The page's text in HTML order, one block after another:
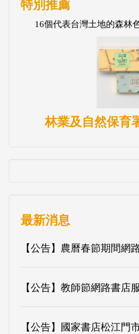
特別推薦
16個代表台灣土地的森林
林業及自然保育
最新消息
【公告】農曆春節期間網
【公告】教師節網路書店
【公告】國家書店松江門